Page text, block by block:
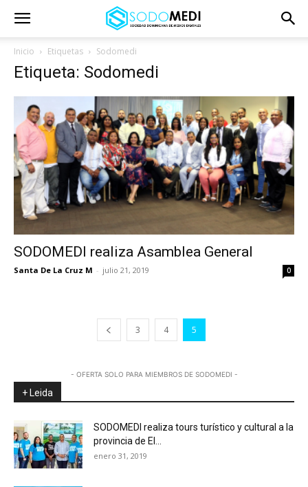
Inicio Etiquetas Sodomedi
Etiqueta: Sodomedi
SODOMEDI realiza Asamblea General
Santa De La Cruz M - julio 21, 2019 0
3 4 5
- OFERTA SOLO PARA MIEMBROS DE SODOMEDI -
+ Leida
SODOMEDI realiza tours turístico y cultural a la
provincia de El...
enero 31, 2019